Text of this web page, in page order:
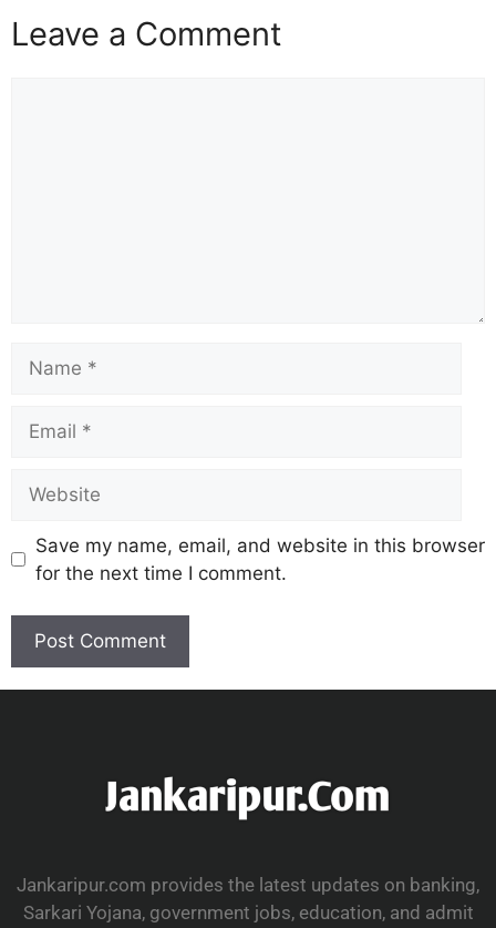
Leave a Comment
Save my name, email, and website in this browser
for the next time I comment.
Jankaripur.com provides the latest updates on banking,
Sarkari Yojana, government jobs, education, and admit